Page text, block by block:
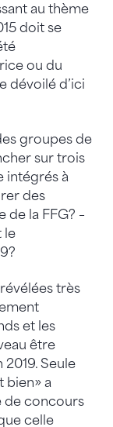
au thème
doit se
ou du
dévoilé d’ici
groupes de
sur trois
intégrés à
des
de la FFG? –
le
très
et les
être
Seule
bien» a
de concours
celle